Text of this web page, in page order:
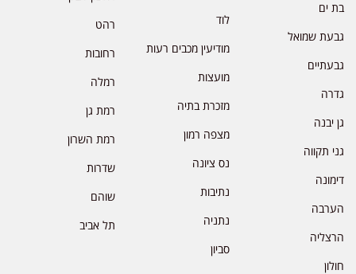
בת ים
גבעת שמואל
גבעתיים
גדרה
גן יבנה
גני תקווה
דימונה
הערבה
הרצליה
חולון
לוד
מודיעין מכבים רעות
מועצות
מזכרת בתיה
מצפה רמון
נס ציונה
נתיבות
נתניה
סביון
רהט
רחובות
רמלה
רמת גן
רמת השרון
שדרות
שוהם
תל אביב